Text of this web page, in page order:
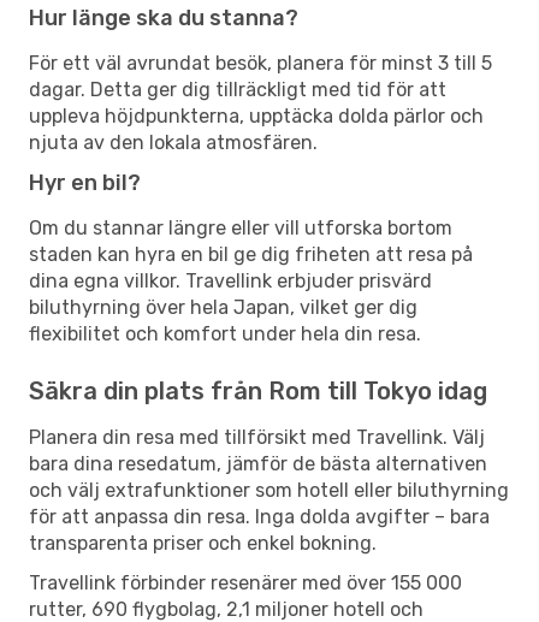
Hur länge ska du stanna?
För ett väl avrundat besök, planera för minst 3 till 5
dagar. Detta ger dig tillräckligt med tid för att
uppleva höjdpunkterna, upptäcka dolda pärlor och
njuta av den lokala atmosfären.
Hyr en bil?
Om du stannar längre eller vill utforska bortom
staden kan hyra en bil ge dig friheten att resa på
dina egna villkor. Travellink erbjuder prisvärd
biluthyrning över hela Japan, vilket ger dig
flexibilitet och komfort under hela din resa.
Säkra din plats från Rom till Tokyo idag
Planera din resa med tillförsikt med Travellink. Välj
bara dina resedatum, jämför de bästa alternativen
och välj extrafunktioner som hotell eller biluthyrning
för att anpassa din resa. Inga dolda avgifter – bara
transparenta priser och enkel bokning.
Travellink förbinder resenärer med över 155 000
rutter, 690 flygbolag, 2,1 miljoner hotell och